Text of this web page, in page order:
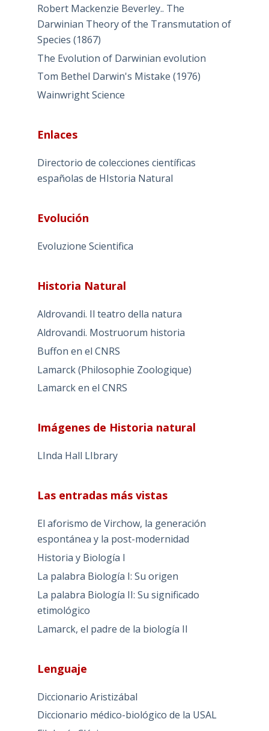
Robert Mackenzie Beverley.. The
Darwinian Theory of the Transmutation of
Species (1867)
The Evolution of Darwinian evolution
Tom Bethel Darwin's Mistake (1976)
Wainwright Science
Enlaces
Directorio de colecciones científicas
españolas de HIstoria Natural
Evolución
Evoluzione Scientifica
Historia Natural
Aldrovandi. Il teatro della natura
Aldrovandi. Mostruorum historia
Buffon en el CNRS
Lamarck (Philosophie Zoologique)
Lamarck en el CNRS
Imágenes de Historia natural
LInda Hall LIbrary
Las entradas más vistas
El aforismo de Virchow, la generación
espontánea y la post-modernidad
Historia y Biología I
La palabra Biología I: Su origen
La palabra Biología II: Su significado
etimológico
Lamarck, el padre de la biología II
Lenguaje
Diccionario Aristizábal
Diccionario médico-biológico de la USAL